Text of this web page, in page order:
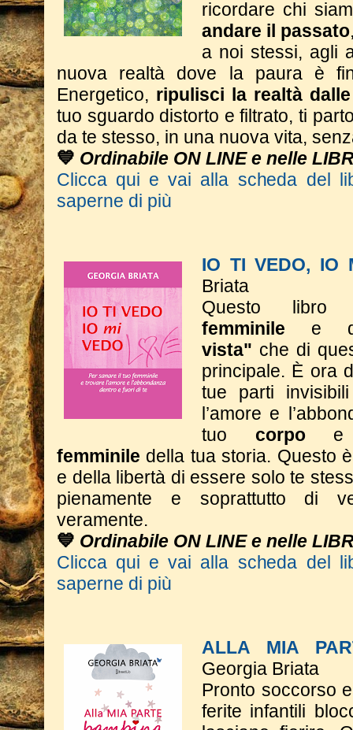
ricordare chi
andare il passato
a noi stessi, agli
nuova realtà dove la paura è
Energetico, ripulisci la realtà
tuo sguardo distorto e filtrato, ti
da te stesso, in una nuova vita,
💙 Ordinabile ON LINE e nelle
Clicca qui e vai alla scheda del
saperne di più
IO TI VEDO, IO
Briata
Questo libro
femminile e
vista" che di
principale. È ora
tue parti
l’amore e
tuo corpo
femminile della tua storia. Questo
e della libertà di essere solo te
pienamente e soprattutto di
veramente.
💙 Ordinabile ON LINE e nelle
Clicca qui e vai alla scheda del
saperne di più
ALLA MIA
Georgia Briata
Pronto soccorso
ferite infantili